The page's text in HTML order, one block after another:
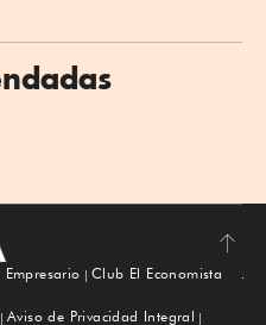
Subir
Empresario
Club El Economista
Aviso de Privacidad Integral